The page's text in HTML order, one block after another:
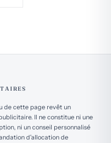
0 B ter sont
comptable, votre
projection à 3-5 ans est
avec votre expert-
de cette page revêt un
Il ne constitue ni une
ni un conseil personnalisé
d'allocation de